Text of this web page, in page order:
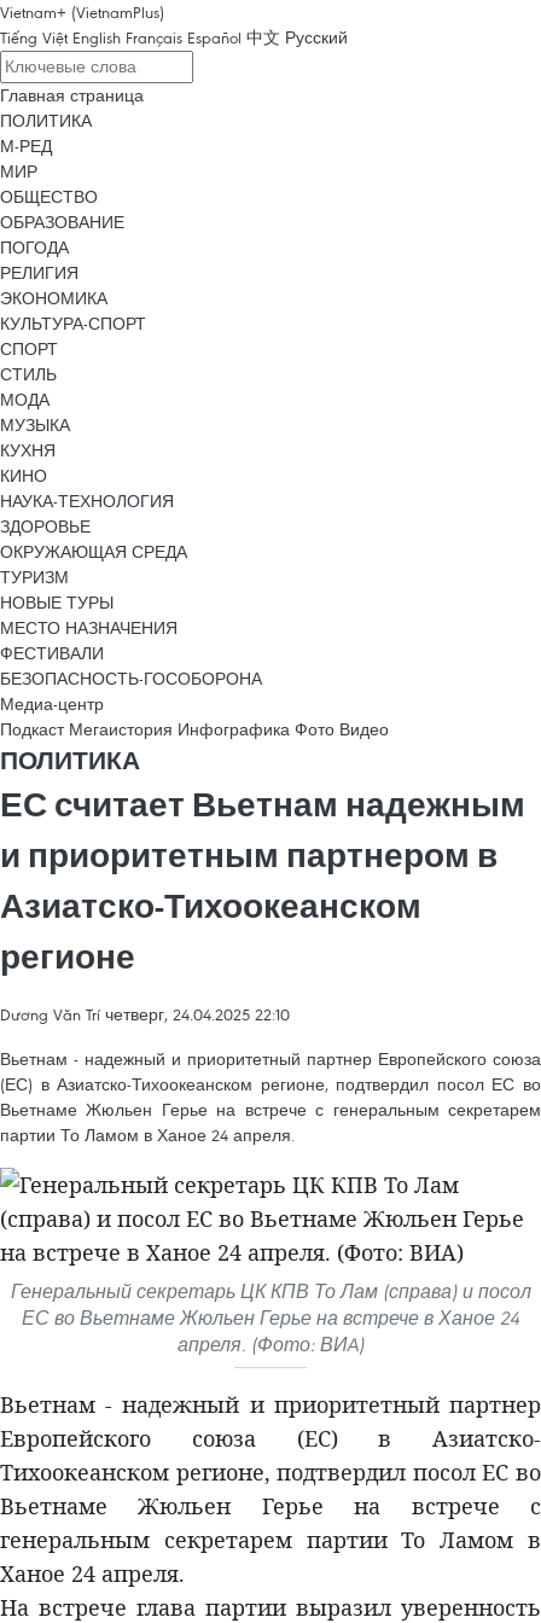
Vietnam+ (VietnamPlus)
Tiếng Việt English Français Español 中文 Русский
Главная страница
ПОЛИТИКА
М-РЕД
МИР
ОБЩЕСТВО
ОБРАЗОВАНИЕ
ПОГОДА
РЕЛИГИЯ
ЭКОНОМИКА
КУЛЬТУРА-СПОРТ
СПОРТ
СТИЛЬ
МОДА
МУЗЫКА
КУХНЯ
КИНО
НАУКА-ТЕХНОЛОГИЯ
ЗДОРОВЬЕ
ОКРУЖАЮЩАЯ СРЕДА
ТУРИЗМ
НОВЫЕ ТУРЫ
МЕСТО НАЗНАЧЕНИЯ
ФЕСТИВАЛИ
БЕЗОПАСНОСТЬ-ГОСОБОРОНА
Медиа-центр
Подкаст Мегаистория Инфографика Фото Видео
ПОЛИТИКА
ЕС считает Вьетнам надежным
и приоритетным партнером в
Азиатско-Тихоокеанском
регионе
Dương Văn Trí четверг, 24.04.2025 22:10
Вьетнам - надежный и приоритетный партнер Европейского союза
(ЕС) в Азиатско-Тихоокеанском регионе, подтвердил посол ЕС во
Вьетнаме Жюльен Герье на встрече с генеральным секретарем
партии То Ламом в Ханое 24 апреля.
Генеральный секретарь ЦК КПВ То Лам (справа) и посол
ЕС во Вьетнаме Жюльен Герье на встрече в Ханое 24
апреля. (Фото: ВИA)
Вьетнам - надежный и приоритетный партнер
Европейского союза (ЕС) в Азиатско-
Тихоокеанском регионе, подтвердил посол ЕС во
Вьетнаме Жюльен Герье на встрече с
генеральным секретарем партии То Ламом в
Ханое 24 апреля.
На встрече глава партии выразил уверенность